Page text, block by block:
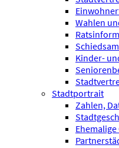
Wahlen
Kinder-
Stadtportrait
Zahlen,